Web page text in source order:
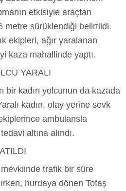
etkisiyle araçtan
metre sürüklendiği belirtildi.
ekipleri, ağır yaralanan
kaza mahallinde yaptı.
YARALI
bir kadın yolcunun da kazada
kadın, olay yerine sevk
ambulansla
altına alındı.
trafik bir süre
hurdaya dönen Tofaş